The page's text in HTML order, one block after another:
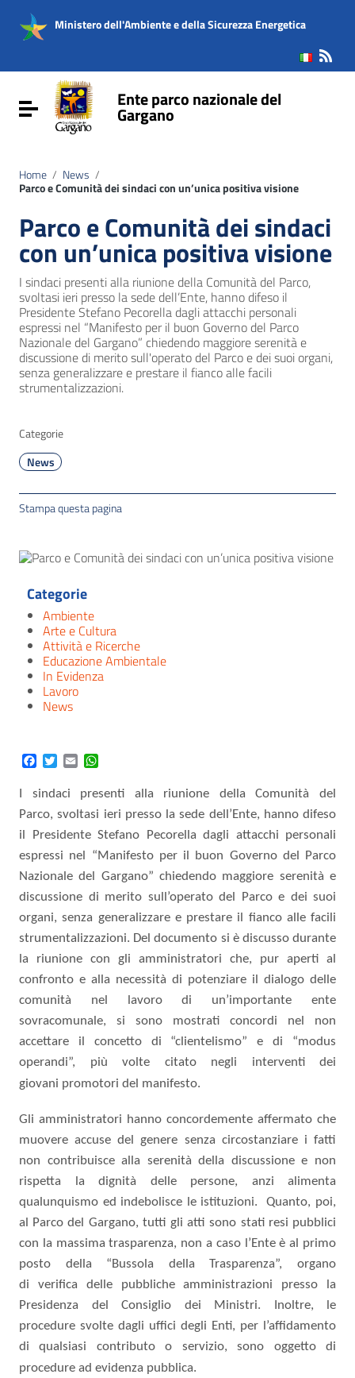
Vai al menu di navigazione
Vai al footer
Ministero dell'Ambiente e della Sicurezza Energetica
Attiva / disattiva la navigazioneEnte parco nazionale del
Gargano
Home / News /
Parco e Comunità dei sindaci con un’unica positiva visione
Parco e Comunità dei sindaci
con un’unica positiva visione
I sindaci presenti alla riunione della Comunità del Parco,
svoltasi ieri presso la sede dell’Ente, hanno difeso il
Presidente Stefano Pecorella dagli attacchi personali
espressi nel “Manifesto per il buon Governo del Parco
Nazionale del Gargano” chiedendo maggiore serenità e
discussione di merito sull'operato del Parco e dei suoi organi,
senza generalizzare e prestare il fianco alle facili
strumentalizzazioni.
Categorie
News
Stampa questa pagina
Categorie
Ambiente
Arte e Cultura
Attività e Ricerche
Educazione Ambientale
In Evidenza
Lavoro
News
Facebook
Twitter
Email
sindaci presenti alla riunione della Comunità del
Parco, svoltasi ieri presso la sede dell’Ente, hanno difeso
il Presidente Stefano Pecorella dagli attacchi personali
espressi nel “Manifesto per il buon Governo del Parco
Nazionale del Gargano” chiedendo maggiore serenità e
discussione di merito sull’operato del Parco e dei suoi
organi, senza generalizzare e prestare il fianco alle facili
strumentalizzazioni. Del documento si è discusso durante
la riunione con gli amministratori
che, pur aperti al
confronto e alla necessità di potenziare il dialogo delle
comunità nel lavoro di un’importante ente
sovracomunale, si sono mostrati
concordi nel non
accettare il concetto di “clientelismo”
e di “modus
operandi”,
più volte
citato negli interventi dei
giovani promotori del manifesto.
Gli amministratori hanno concordemente affermato che
muovere accuse del genere senza circostanziare i fatti
non contribuisce alla serenità della discussione e non
rispetta la dignità delle persone, anzi alimenta
qualunquismo ed indebolisce le istituzioni.
Quanto, poi,
al Parco del Gargano, tutti gli atti sono stati resi pubblici
con la massima trasparenza, non a caso l’Ente è al primo
posto della “Bussola della Trasparenza”, organo
di
verifica delle pubbliche amministrazioni
presso la
Presidenza del Consiglio dei Ministri. Inoltre,
le
procedure svolte dagli uffici degli Enti, per l’affidamento
di qualsiasi contributo o servizio, sono oggetto
di
procedure ad evidenza pubblica.